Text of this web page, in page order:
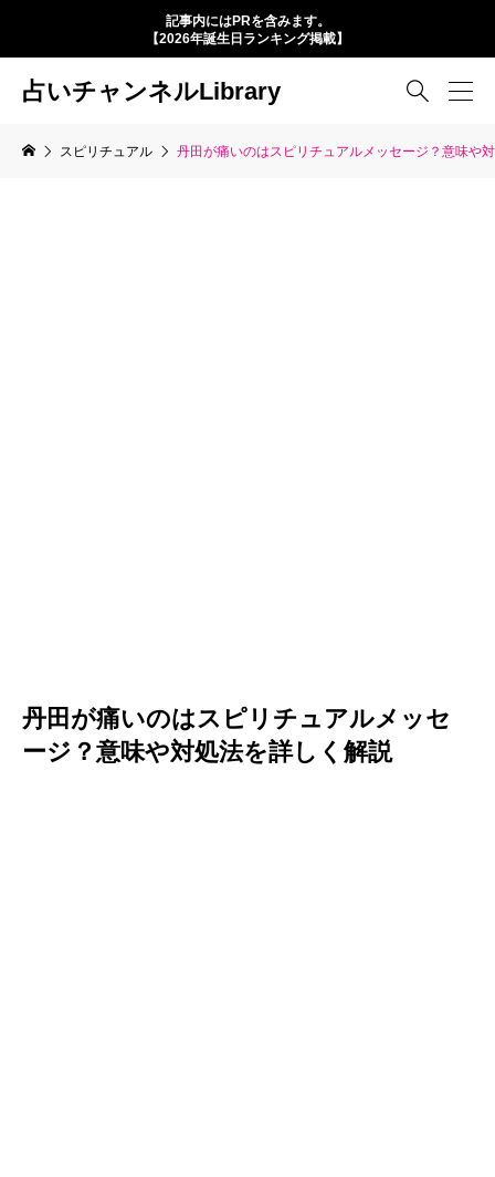
記事内にはPRを含みます。
【2026年誕生日ランキング掲載】
占いチャンネルLibrary 
スピリチュアル 丹田が痛いのはスピリチュアルメッセージ？意味や
丹田が痛いのはスピリチュアルメッセ
ージ？意味や対処法を詳しく解説